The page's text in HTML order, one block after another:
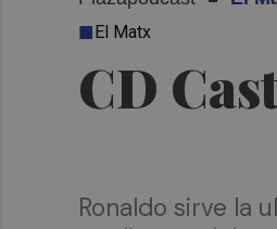
CD
El Matx
Ronaldo sirve la